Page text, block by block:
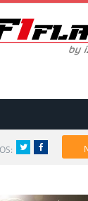
TwitterFacebook